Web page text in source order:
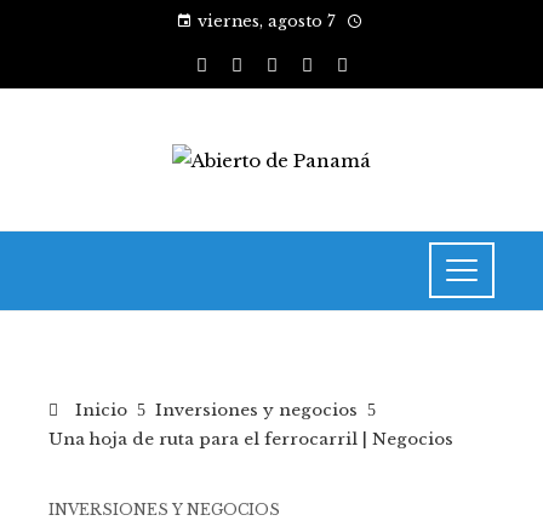
viernes, agosto 7
Inicio
Inversiones y negocios
Una hoja de ruta para el ferrocarril | Negocios
INVERSIONES Y NEGOCIOS